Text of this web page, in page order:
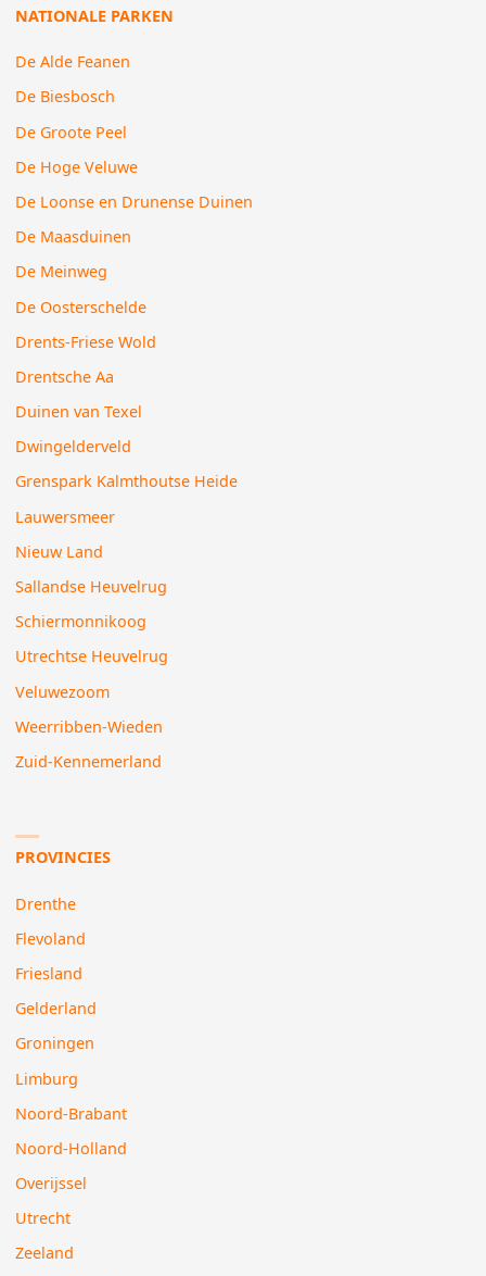
NATIONALE PARKEN
De Alde Feanen
De Biesbosch
De Groote Peel
De Hoge Veluwe
De Loonse en Drunense Duinen
De Maasduinen
De Meinweg
De Oosterschelde
Drents-Friese Wold
Drentsche Aa
Duinen van Texel
Dwingelderveld
Grenspark Kalmthoutse Heide
Lauwersmeer
Nieuw Land
Sallandse Heuvelrug
Schiermonnikoog
Utrechtse Heuvelrug
Veluwezoom
Weerribben-Wieden
Zuid-Kennemerland
PROVINCIES
Drenthe
Flevoland
Friesland
Gelderland
Groningen
Limburg
Noord-Brabant
Noord-Holland
Overijssel
Utrecht
Zeeland